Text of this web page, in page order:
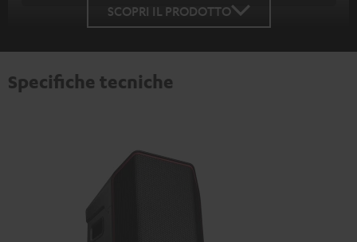
SCOPRI IL PRODOTTO
Specifiche tecniche